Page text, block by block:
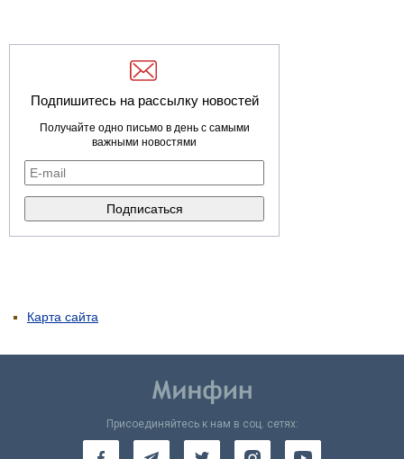
Подпишитесь на рассылку новостей
Получайте одно письмо в день с самыми
важными новостями
Карта сайта
Присоединяйтесь к нам в соц. сетях: